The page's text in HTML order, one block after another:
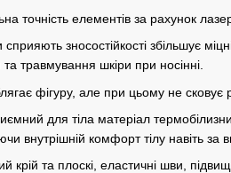
точність елементів за рахунок
зносостійкості збільшує
травмування шкіри при носінні.
фігуру, але при цьому не сковує
для тіла матеріал термобілизни
внутрішній комфорт тілу навіть за
крій та плоскі, еластичні шви,